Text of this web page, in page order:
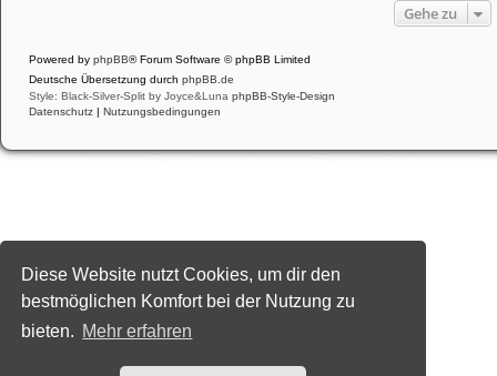
Diese Website nutzt Cookies, um dir den
bestmöglichen Komfort bei der Nutzung zu
bieten. Mehr erfahren
Gehe zu
Powered by phpBB® Forum Software © phpBB Limited
Deutsche Übersetzung durch phpBB.de
Style: Black-Silver-Split by Joyce&Luna phpBB-Style-Design
Datenschutz
Nutzungsbedingungen